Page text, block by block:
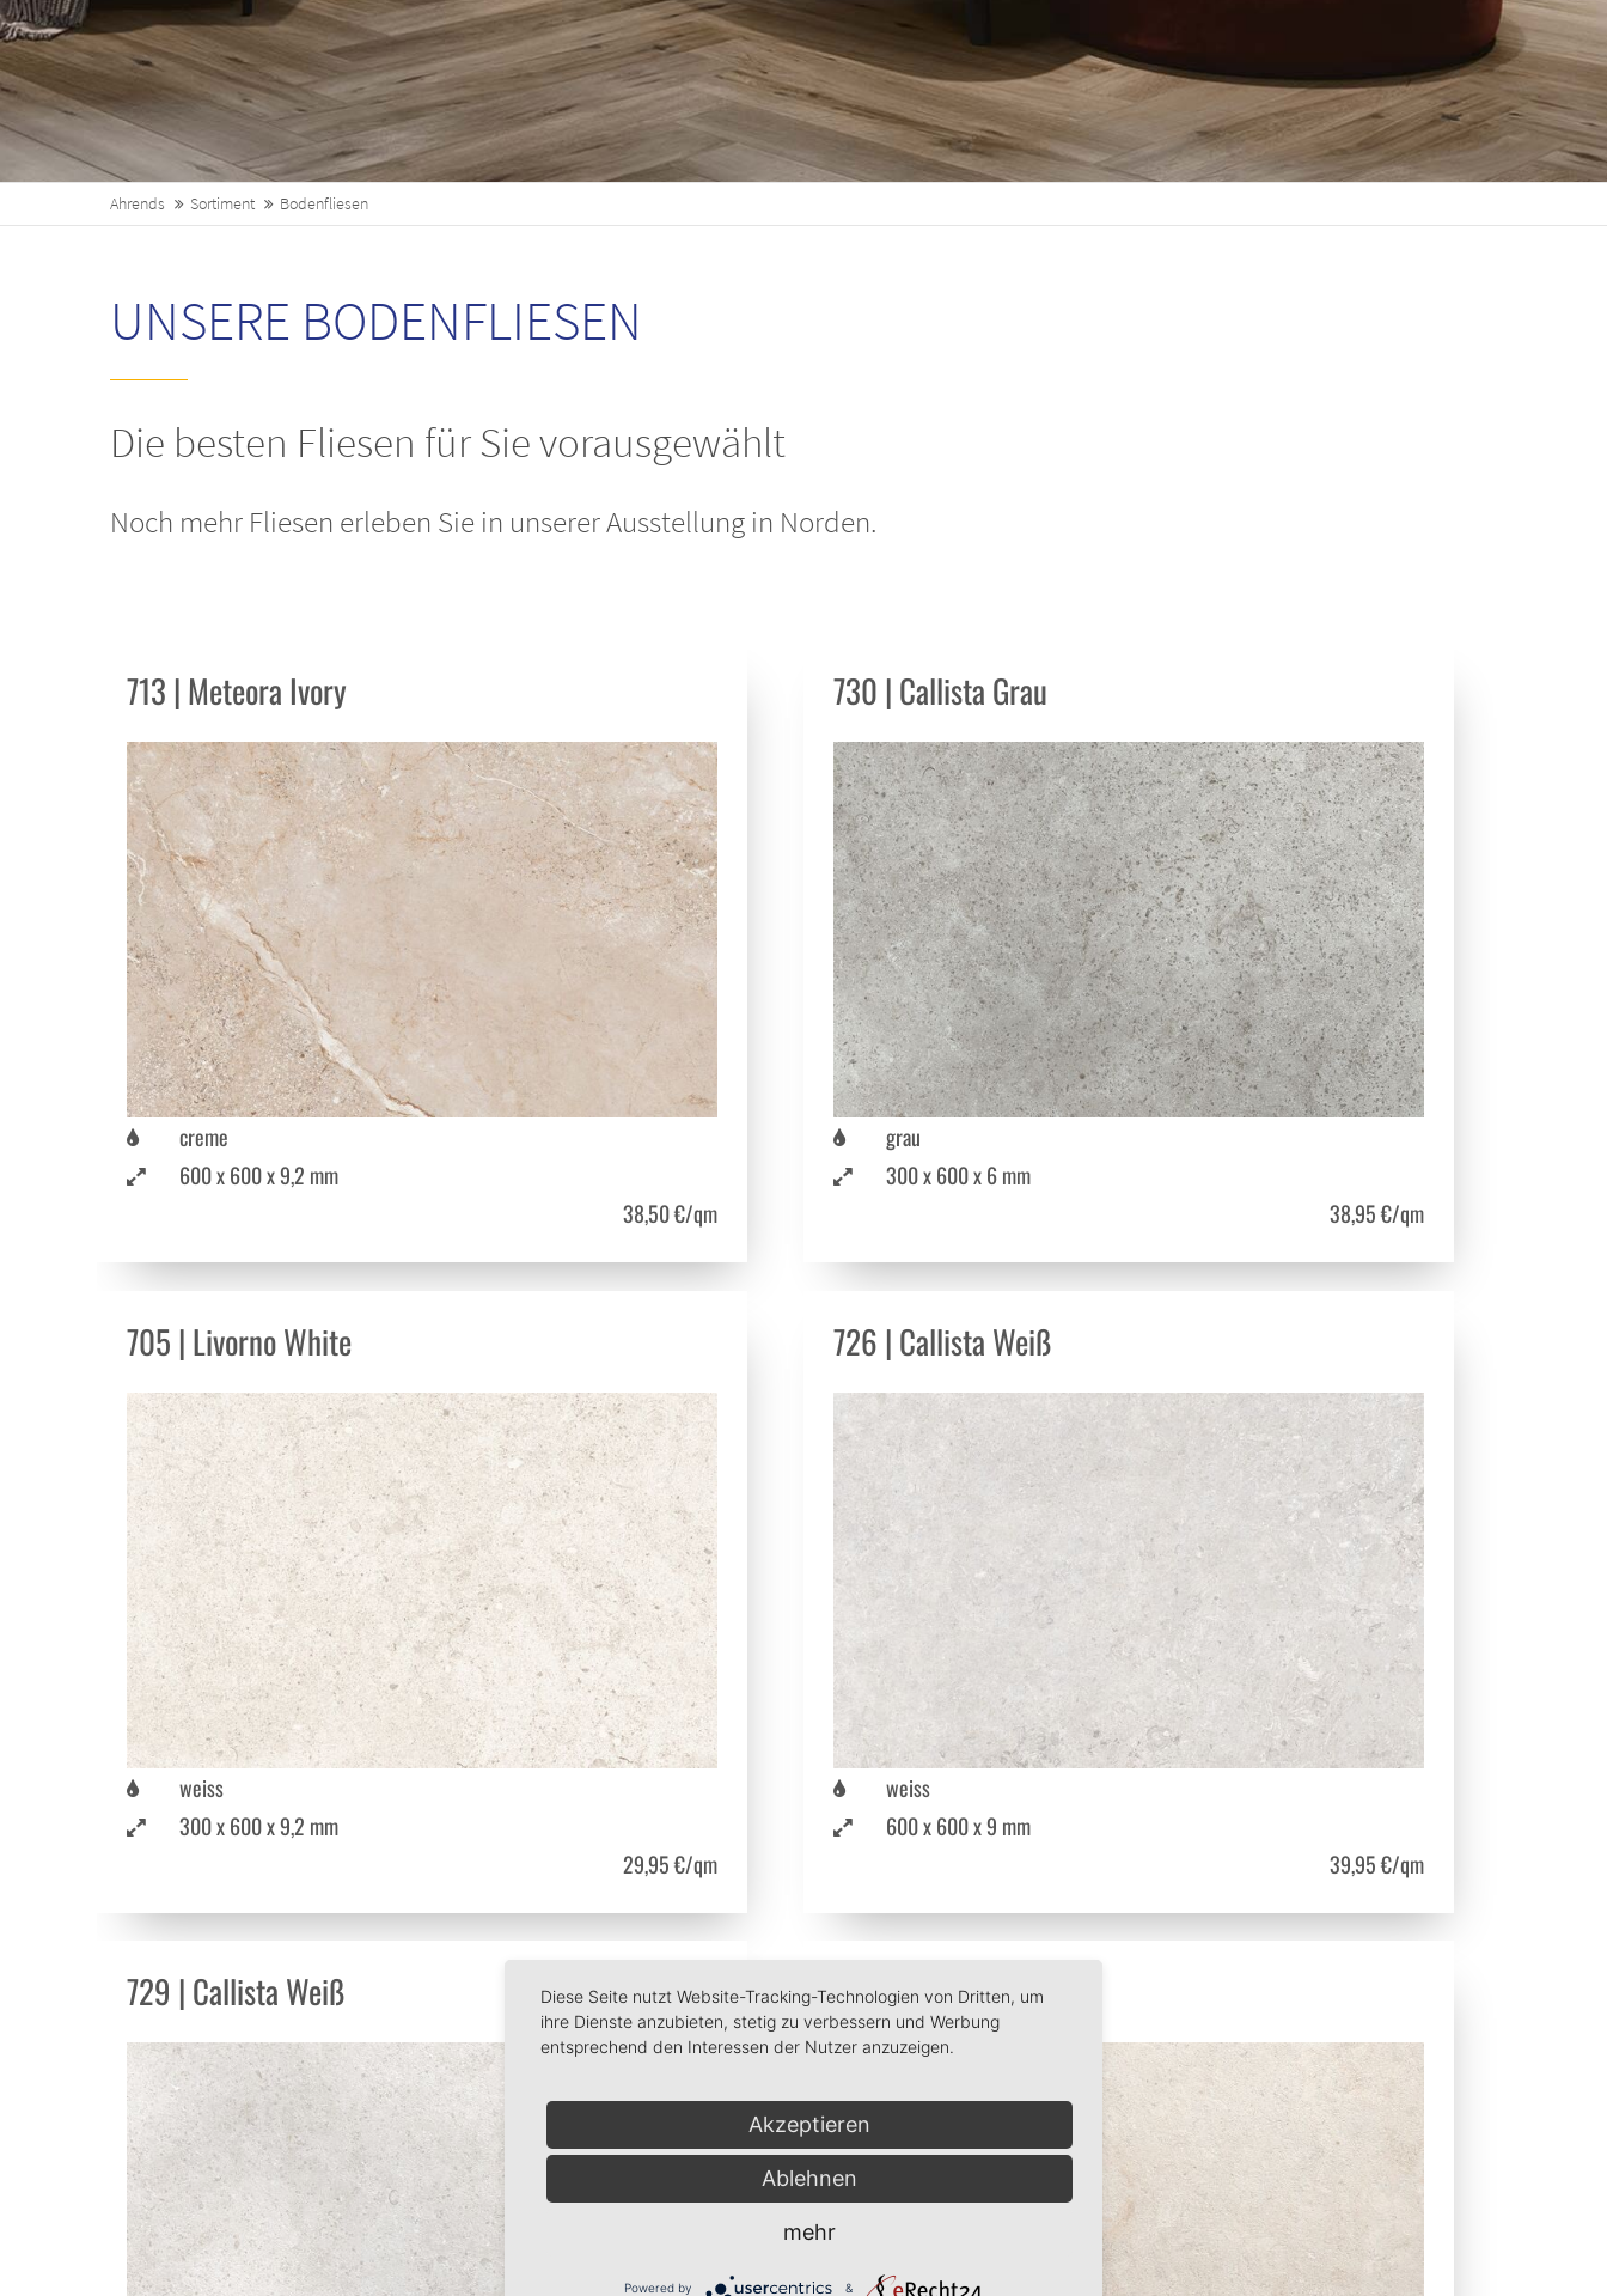
Ahrends Sortiment Bodenfliesen
UNSERE BODENFLIESEN
Die besten Fliesen für Sie vorausgewählt
Noch mehr Fliesen erleben Sie in unserer Ausstellung in Norden.
Diese Seite nutzt Website-Tracking-Technologien von Dritten, um
ihre Dienste anzubieten, stetig zu verbessern und Werbung
entsprechend den Interessen der Nutzer anzuzeigen.
Akzeptieren
Ablehnen
mehr
Powered by &